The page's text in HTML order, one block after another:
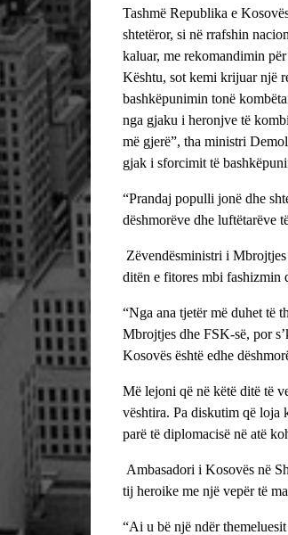
Tashmë Republika e
shtetëror, si në rrafshin
kaluar, me rekomandimin
Kështu, sot kemi krijuar një
bashkëpunimin tonë
nga gjaku i heronjve të
më gjerë”, tha ministri
gjak i sforcimit të
“Prandaj populli jonë dhe
dëshmorëve dhe luftëtarëve
Zëvendësministri i
ditën e fitores mbi fashizmin
“Nga ana tjetër më duhet të
Mbrojtjes dhe FSK-së, por
Kosovës është edhe
Më lejoni që në këtë ditë të
vështira. Pa diskutim që loja
parë të diplomacisë në atë
Ambasadori i Kosovës në
tij heroike me një vepër të
“Ai u bë një ndër